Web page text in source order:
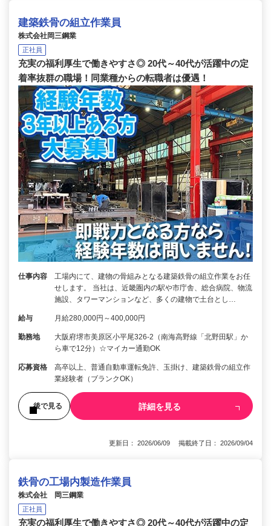
建築鉄骨の組立作業員
株式会社岡三鋼業
正社員
充実の福利厚生で働きやすさ◎ 20代～40代が活躍中の定
着率抜群の職場！同業種からの転職者は優遇！
仕事内容
工場内にて、建物の骨組みとなる建築鉄骨の組立作業をお任
せします。 当社は、近畿圏内の駅や市庁舎、総合病院、物流
施設、タワーマンションなど、多くの建物で土台とし…
給与 月給280,000円～400,000円
勤務地
大阪府堺市美原区小平尾326-2（南海高野線「北野田駅」か
ら車で12分）☆マイカー通勤OK
応募資格
高卒以上、普通自動車運転免許、玉掛け、建築鉄骨の組立作
業経験者（ブランクOK）
後で見る 詳細を見る
更新日： 2026/06/09 掲載終了日： 2026/09/04
鉄骨の工場内製造作業員
株式会社 岡三鋼業
正社員
充実の福利厚生で働きやすさ◎ 20代～40代が活躍中の定